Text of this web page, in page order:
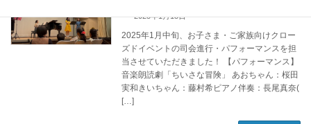
2025年1月13日
2025年1月中旬、お子さま・ご家族向けクロー
ズドイベントの司会進行・パフォーマンスを担
当させていただきました！ 【パフォーマンス】
音楽朗読劇「ちいさな冒険」 あおちゃん：桜田
実和きいちゃん：藤村希ピアノ伴奏：長尾真奈(
[…]